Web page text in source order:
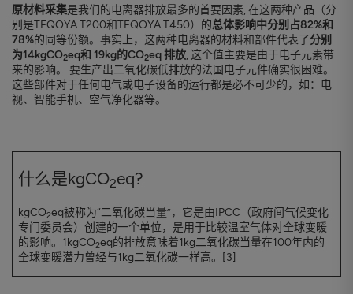
原材料采集是我们的电离器排放最多的首要因素, 在这两种产品（分
别是TEQOYA T200和TEQOYA T450）的总体影响中分别占82%和
78%的同等份额。事实上，这两种电离器的材料和部件代表了分别
为14kgCO2eq和 19kg的CO2eq 排放, 这个值主要是由于电子元素带
来的影响。 要生产出二氧化碳低排放的法国电子元件确实很困难。
这些部件对于任何电气或电子设备的运行都是必不可少的，如：电
视、智能手机、空气净化器等。
什么是kgCO2eq?
kgCO2eq被称为“二氧化碳当量”，它是由IPCC（政府间气候变化
专门委员会）创建的一个单位，是用于比较温室气体对全球变暖
的影响。1kgCO2eq的排放意味着1kg二氧化碳当量在100年内的
全球变暖潜力曾经与1kg二氧化碳一样高。[3]